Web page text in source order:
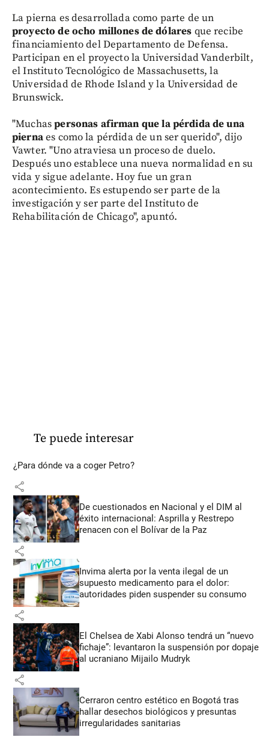
La pierna es desarrollada como parte de un
proyecto de ocho millones de dólares que recibe
financiamiento del Departamento de Defensa.
Participan en el proyecto la Universidad Vanderbilt,
el Instituto Tecnológico de Massachusetts, la
Universidad de Rhode Island y la Universidad de
Brunswick.
"Muchaspersonas afirman que la pérdida de una
piernaes como la pérdida de un ser querido", dijo
Vawter. "Uno atraviesa un proceso de duelo.
Después uno establece una nueva normalidad en su
vida y sigue adelante. Hoy fue un gran
acontecimiento. Es estupendo ser parte de la
investigación y ser parte del Instituto de
Rehabilitación de Chicago", apuntó.
Te puede interesar
¿Para dónde va a coger Petro?
share
De cuestionados en Nacional y el DIM al
éxito internacional: Asprilla y Restrepo
renacen con el Bolívar de la Paz
share
Invima alerta por la venta ilegal de un
supuesto medicamento para el dolor:
autoridades piden suspender su consumo
share
El Chelsea de Xabi Alonso tendrá un “nuevo
fichaje”: levantaron la suspensión por dopaje
al ucraniano Mijailo Mudryk
share
Cerraron centro estético en Bogotá tras
hallar desechos biológicos y presuntas
irregularidades sanitarias